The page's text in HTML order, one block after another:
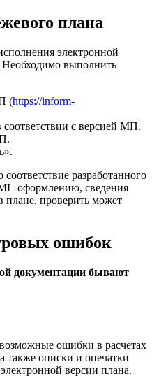
плана
электронной
выполнить
(https://inform-
с версией МП.
разработанного
оформлению, сведения
плане, проверить может
ошибок
документации бывают
ошибки в расчётах
также описки и опечатки
версии плана.